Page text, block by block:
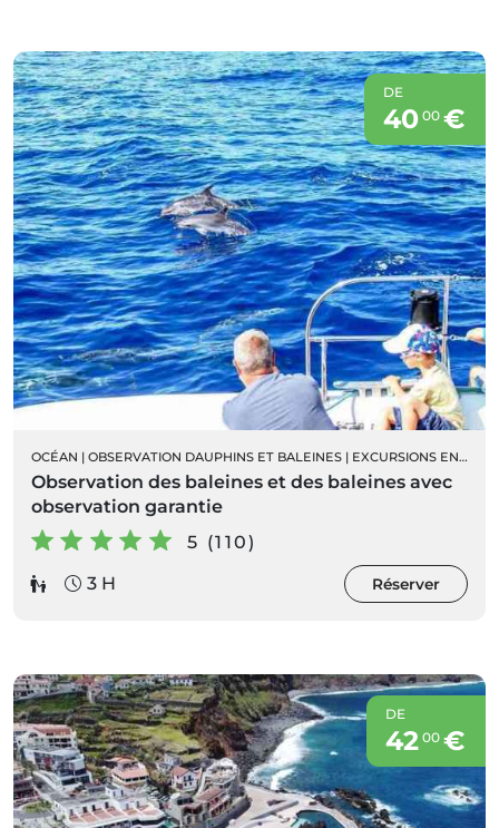
DE
40 00€
OCÉAN | OBSERVATION DAUPHINS ET BALEINES | EXCURSIONS EN BATEAU
Observation des baleines et des baleines avec
observation garantie
5 (110)
3 H
Réserver
DE
42 00€